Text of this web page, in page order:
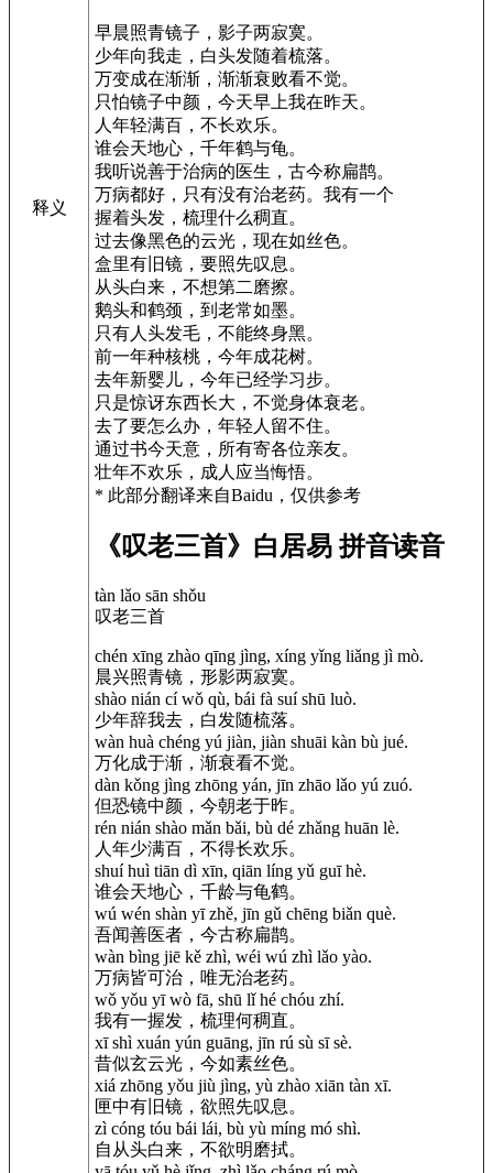
释义
早晨照青镜子，影子两寂寞。
少年向我走，白头发随着梳落。
万变成在渐渐，渐渐衰败看不觉。
只怕镜子中颜，今天早上我在昨天。
人年轻满百，不长欢乐。
谁会天地心，千年鹤与龟。
我听说善于治病的医生，古今称扁鹊。
万病都好，只有没有治老药。我有一个
握着头发，梳理什么稠直。
过去像黑色的云光，现在如丝色。
盒里有旧镜，要照先叹息。
从头白来，不想第二磨擦。
鹅头和鹤颈，到老常如墨。
只有人头发毛，不能终身黑。
前一年种核桃，今年成花树。
去年新婴儿，今年已经学习步。
只是惊讶东西长大，不觉身体衰老。
去了要怎么办，年轻人留不住。
通过书今天意，所有寄各位亲友。
壮年不欢乐，成人应当悔悟。
* 此部分翻译来自Baidu，仅供参考
《叹老三首》白居易 拼音读音
tàn lǎo sān shǒu
叹老三首
chén xīng zhào qīng jìng, xíng yǐng liǎng jì mò.
晨兴照青镜，形影两寂寞。
shào nián cí wǒ qù, bái fà suí shū luò.
少年辞我去，白发随梳落。
wàn huà chéng yú jiàn, jiàn shuāi kàn bù jué.
万化成于渐，渐衰看不觉。
dàn kǒng jìng zhōng yán, jīn zhāo lǎo yú zuó.
但恐镜中颜，今朝老于昨。
rén nián shào mǎn bǎi, bù dé zhǎng huān lè.
人年少满百，不得长欢乐。
shuí huì tiān dì xīn, qiān líng yǔ guī hè.
谁会天地心，千龄与龟鹤。
wú wén shàn yī zhě, jīn gǔ chēng biǎn què.
吾闻善医者，今古称扁鹊。
wàn bìng jiē kě zhì, wéi wú zhì lǎo yào.
万病皆可治，唯无治老药。
wǒ yǒu yī wò fā, shū lǐ hé chóu zhí.
我有一握发，梳理何稠直。
xī shì xuán yún guāng, jīn rú sù sī sè.
昔似玄云光，今如素丝色。
xiá zhōng yǒu jiù jìng, yù zhào xiān tàn xī.
匣中有旧镜，欲照先叹息。
zì cóng tóu bái lái, bù yù míng mó shì.
自从头白来，不欲明磨拭。